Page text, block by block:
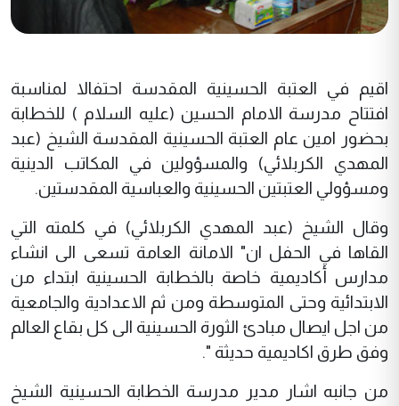
اقيم في العتبة الحسينية المقدسة احتفالا لمناسبة
افتتاح مدرسة الامام الحسين (عليه السلام ) للخطابة
بحضور امين عام العتبة الحسينية المقدسة الشيخ (عبد
المهدي الكربلائي) والمسؤولين في المكاتب الدينية
ومسؤولي العتبتين الحسينية والعباسية المقدستين.
وقال الشيخ (عبد المهدي الكربلائي) في كلمته التي
القاها في الحفل ان" الامانة العامة تسعى الى انشاء
مدارس أكاديمية خاصة بالخطابة الحسينية ابتداء من
الابتدائية وحتى المتوسطة ومن ثم الاعدادية والجامعية
من اجل ايصال مبادئ الثورة الحسينية الى كل بقاع العالم
وفق طرق اكاديمية حديثة ".
من جانبه اشار مدير مدرسة الخطابة الحسينية الشيخ